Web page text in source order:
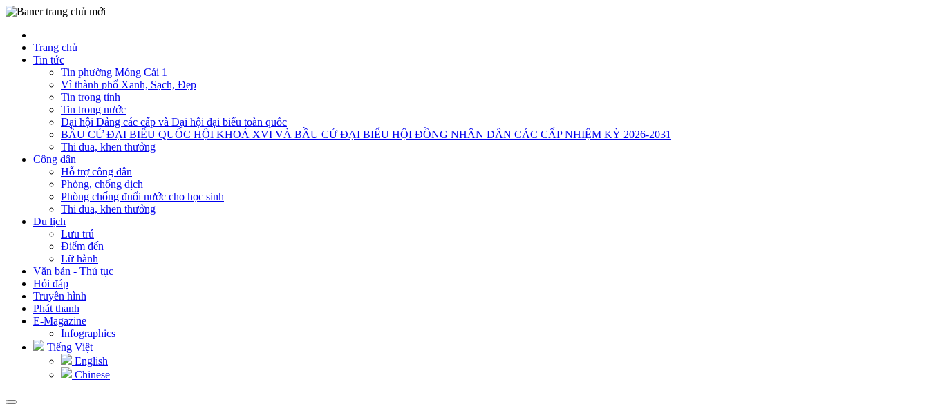
Trang chủ
Tin tức
Tin phường Móng Cái 1
Vì thành phố Xanh, Sạch, Đẹp
Tin trong tỉnh
Tin trong nước
Đại hội Đảng các cấp và Đại hội đại biểu toàn quốc
BẦU CỬ ĐẠI BIỂU QUỐC HỘI KHOÁ XVI VÀ BẦU CỬ ĐẠI BIỂU HỘI ĐỒNG NHÂN DÂN CÁC CẤP NHIỆM KỲ 2026-2031
Thi đua, khen thưởng
Công dân
Hỗ trợ công dân
Phòng, chống dịch
Phòng chống đuối nước cho học sinh
Thi đua, khen thưởng
Du lịch
Lưu trú
Điểm đến
Lữ hành
Văn bản - Thủ tục
Hỏi đáp
Truyền hình
Phát thanh
E-Magazine
Infographics
Tiếng Việt
English
Chinese